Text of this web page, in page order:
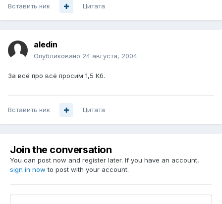
Вставить ник Цитата
aledin
Опубликовано 24 августа, 2004
За всё про всё просим 1,5 Кб.
Вставить ник Цитата
Join the conversation
You can post now and register later. If you have an account,
sign in now to post with your account.